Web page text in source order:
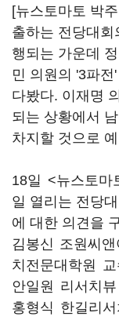
[뉴스토마토 박
출하는 전당대
행되는 가운데
민 의원의 '3파
다봤다. 이재명
되는 상황에서
차지할 것으로
18일 <뉴스토
일 열리는 전당
에 대한 의견을
김봉신 조원씨
치전문대학원
안일원 리서치
홍형식 한길리